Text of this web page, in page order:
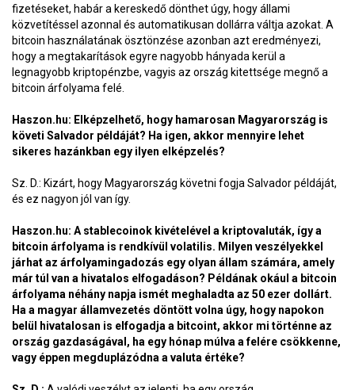
fizetéseket, habár a kereskedő dönthet úgy, hogy állami
közvetítéssel azonnal és automatikusan dollárra váltja azokat. A
bitcoin használatának ösztönzése azonban azt eredményezi,
hogy a megtakarítások egyre nagyobb hányada kerül a
legnagyobb kriptopénzbe, vagyis az ország kitettsége megnő a
bitcoin árfolyama felé.
Haszon.hu: Elképzelhető, hogy hamarosan Magyarország is
követi Salvador példáját? Ha igen, akkor mennyire lehet
sikeres hazánkban egy ilyen elképzelés?
Sz. D.: Kizárt, hogy Magyarország követni fogja Salvador példáját,
és ez nagyon jól van így.
Haszon.hu: A stablecoinok kivételével a kriptovaluták, így a
bitcoin árfolyama is rendkívül volatilis. Milyen veszélyekkel
járhat az árfolyamingadozás egy olyan állam számára, amely
már túl van a hivatalos elfogadáson? Példának okául a bitcoin
árfolyama néhány napja ismét meghaladta az 50 ezer dollárt.
Ha a magyar államvezetés döntött volna úgy, hogy napokon
belül hivatalosan is elfogadja a bitcoint, akkor mi történne az
ország gazdaságával, ha egy hónap múlva a felére csökkenne,
vagy éppen megduplázódna a valuta értéke?